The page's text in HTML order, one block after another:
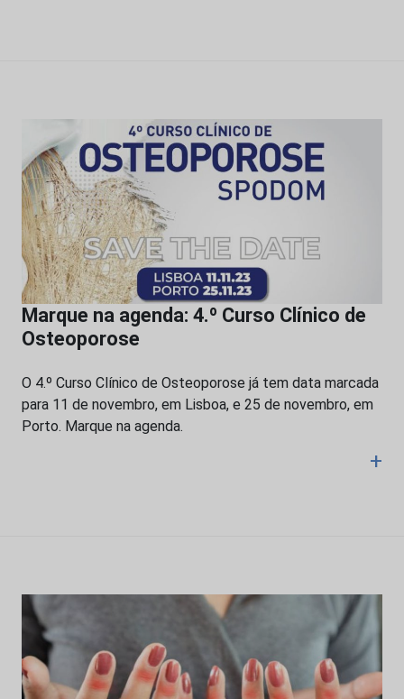
Marque na agenda: 4.º Curso Clínico de
Osteoporose
O 4.º Curso Clínico de Osteoporose já tem data marcada
para 11 de novembro, em Lisboa, e 25 de novembro, em
Porto. Marque na agenda.
+